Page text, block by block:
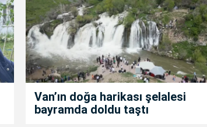
Van’ın doğa harikası şelalesi
bayramda doldu taştı